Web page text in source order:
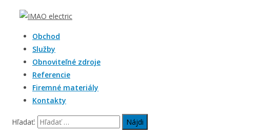
Obchod
Služby
Obnoviteľné zdroje
Referencie
Firemné materiály
Kontakty
Hľadať: